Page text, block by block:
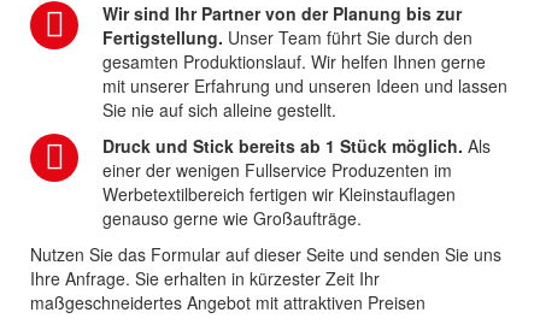
Wir sind Ihr Partner von der Planung bis zur
Fertigstellung. Unser Team führt Sie durch den
gesamten Produktionslauf. Wir helfen Ihnen gerne
mit unserer Erfahrung und unseren Ideen und lassen
Sie nie auf sich alleine gestellt.
Druck und Stick bereits ab 1 Stück möglich. Als
einer der wenigen Fullservice Produzenten im
Werbetextilbereich fertigen wir Kleinstauflagen
genauso gerne wie Großaufträge.
Nutzen Sie das Formular auf dieser Seite und senden Sie uns
Ihre Anfrage. Sie erhalten in kürzester Zeit Ihr
maßgeschneidertes Angebot mit attraktiven Preisen